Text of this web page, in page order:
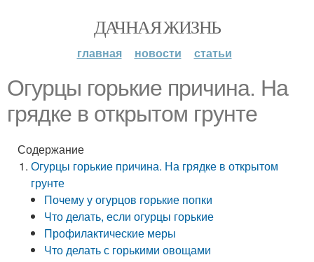
ДАЧНАЯ ЖИЗНЬ
главная новости статьи
Огурцы горькие причина. На
грядке в открытом грунте
Содержание
Огурцы горькие причина. На грядке в открытом
грунте
Почему у огурцов горькие попки
Что делать, если огурцы горькие
Профилактические меры
Что делать с горькими овощами